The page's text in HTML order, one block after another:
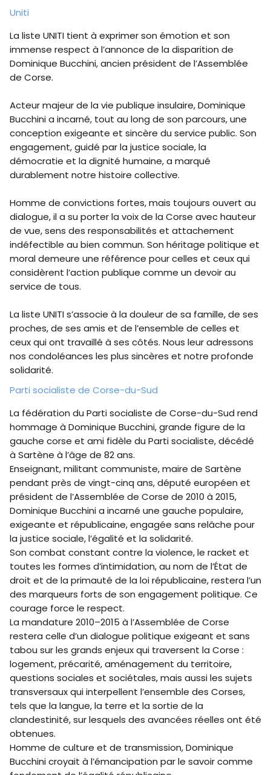
Uniti
La liste UNITI tient à exprimer son émotion et son
immense respect à l’annonce de la disparition de
Dominique Bucchini, ancien président de l’Assemblée
de Corse.
Acteur majeur de la vie publique insulaire, Dominique
Bucchini a incarné, tout au long de son parcours, une
conception exigeante et sincère du service public. Son
engagement, guidé par la justice sociale, la
démocratie et la dignité humaine, a marqué
durablement notre histoire collective.
Homme de convictions fortes, mais toujours ouvert au
dialogue, il a su porter la voix de la Corse avec hauteur
de vue, sens des responsabilités et attachement
indéfectible au bien commun. Son héritage politique et
moral demeure une référence pour celles et ceux qui
considèrent l’action publique comme un devoir au
service de tous.
La liste UNITI s’associe à la douleur de sa famille, de ses
proches, de ses amis et de l’ensemble de celles et
ceux qui ont travaillé à ses côtés. Nous leur adressons
nos condoléances les plus sincères et notre profonde
solidarité.
​Parti socialiste de Corse-du-Sud
La fédération du Parti socialiste de Corse-du-Sud rend
hommage à Dominique Bucchini, grande figure de la
gauche corse et ami fidèle du Parti socialiste, décédé
à Sartène à l’âge de 82 ans.
Enseignant, militant communiste, maire de Sartène
pendant près de vingt-cinq ans, député européen et
président de l’Assemblée de Corse de 2010 à 2015,
Dominique Bucchini a incarné une gauche populaire,
exigeante et républicaine, engagée sans relâche pour
la justice sociale, l’égalité et la solidarité.
Son combat constant contre la violence, le racket et
toutes les formes d’intimidation, au nom de l’État de
droit et de la primauté de la loi républicaine, restera l’un
des marqueurs forts de son engagement politique. Ce
courage force le respect.
La mandature 2010–2015 à l’Assemblée de Corse
restera celle d’un dialogue politique exigeant et sans
tabou sur les grands enjeux qui traversent la Corse :
logement, précarité, aménagement du territoire,
questions sociales et sociétales, mais aussi les sujets
transversaux qui interpellent l’ensemble des Corses,
tels que la langue, la terre et la sortie de la
clandestinité, sur lesquels des avancées réelles ont été
obtenues.
Homme de culture et de transmission, Dominique
Bucchini croyait à l’émancipation par le savoir comme